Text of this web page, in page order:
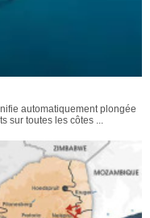
automatiquement plongée
sur toutes les côtes ...